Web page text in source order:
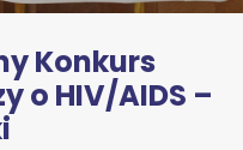
Konkurs
o HIV/AIDS –